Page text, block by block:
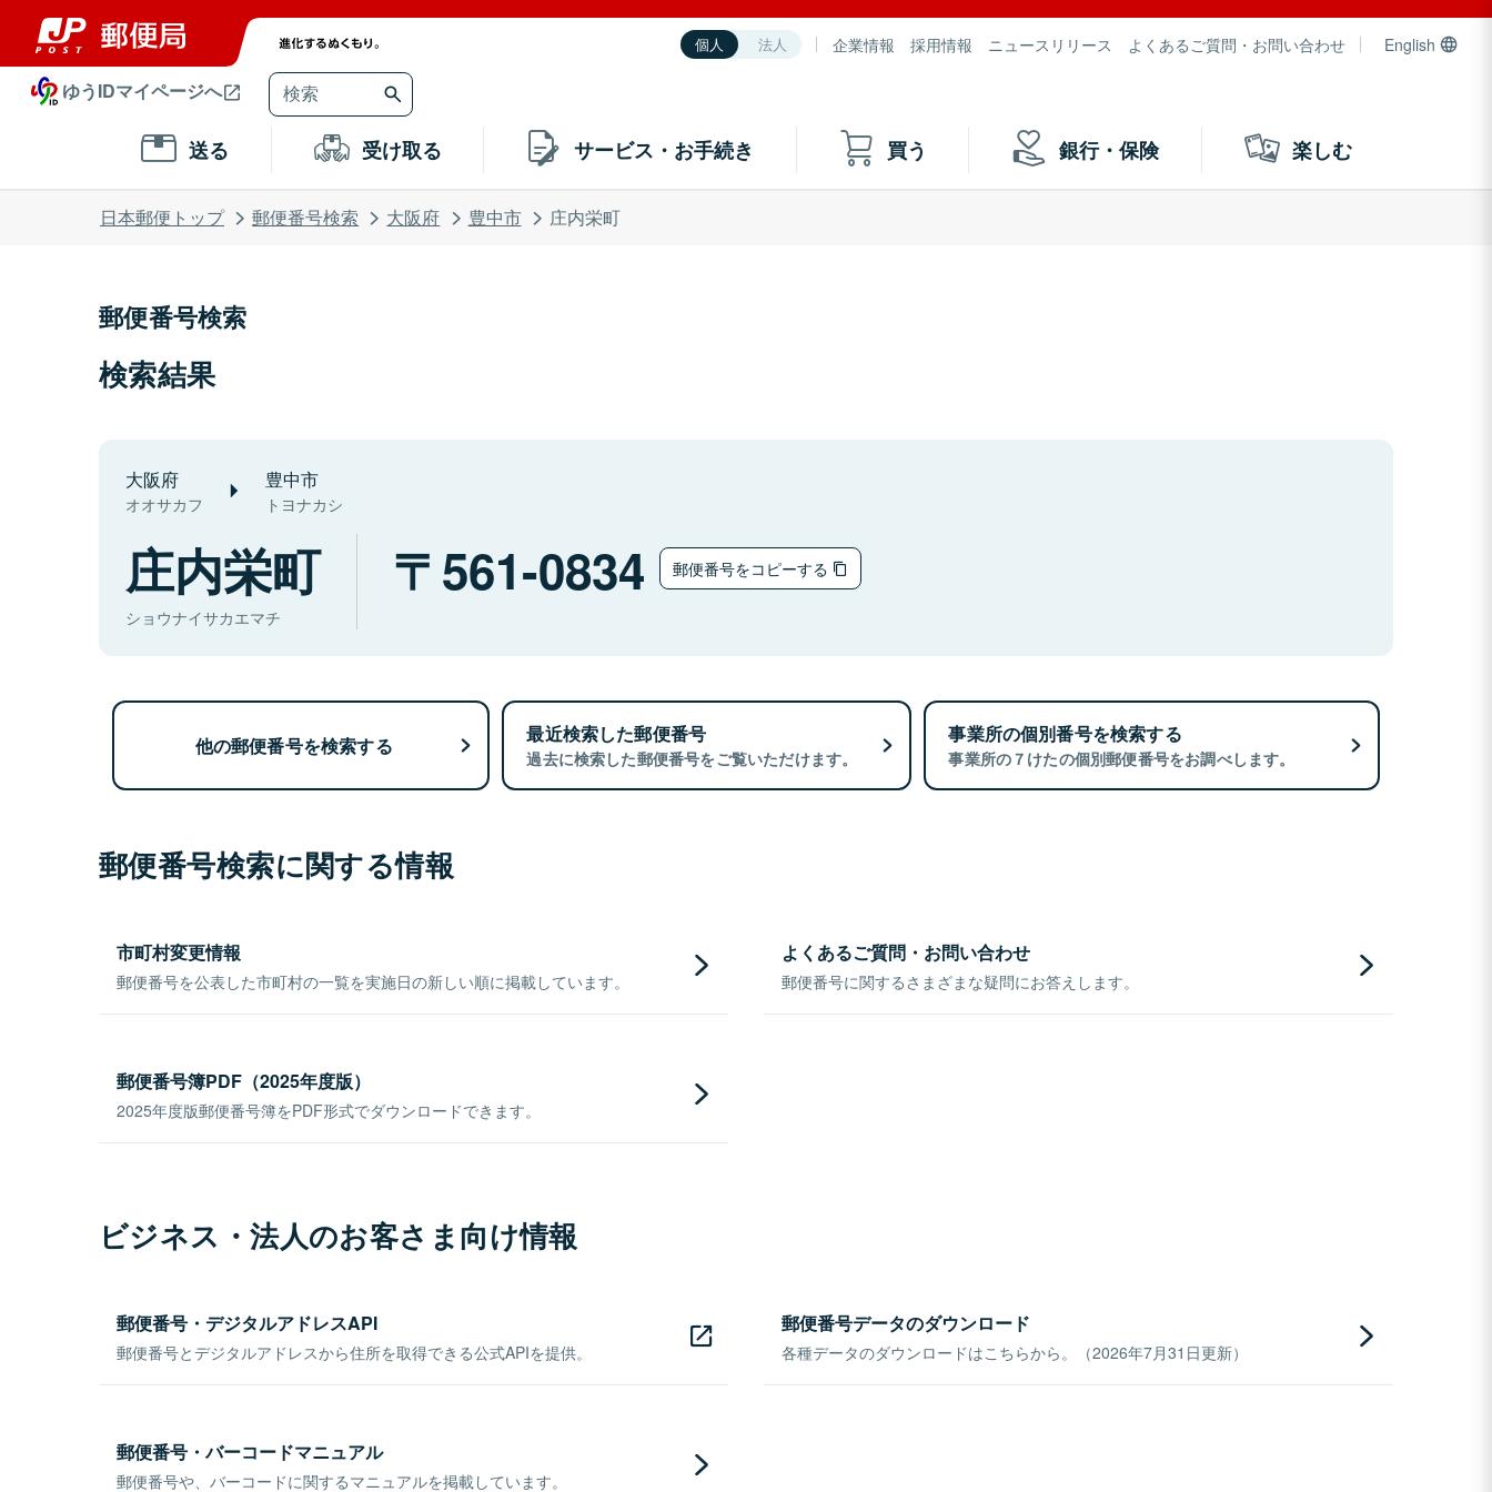
個人 法人 企業情報 採用情報 ニュースリリース よくあるご質問・お問い合わせ English
ゆうIDマイページへ
送る 受け取る サービス・お手続き 買う 銀行・保険 楽しむ
日本郵便トップ 郵便番号検索 大阪府 豊中市 庄内栄町
郵便番号検索
検索結果
大阪府
オオサカフ
豊中市
トヨナカシ
庄内栄町
ショウナイサカエマチ
561-0834 郵便番号をコピーする
他の郵便番号を検索する 最近検索した郵便番号
過去に検索した郵便番号をご覧いただけます。
事業所の個別番号を検索する
事業所の７けたの個別郵便番号をお調べします。
郵便番号検索に関する情報
市町村変更情報
郵便番号を公表した市町村の一覧を実施日の新しい順に掲載しています。
よくあるご質問・お問い合わせ
郵便番号に関するさまざまな疑問にお答えします。
郵便番号簿PDF（2025年度版）
2025年度版郵便番号簿をPDF形式でダウンロードできます。
ビジネス・法人のお客さま向け情報
郵便番号・デジタルアドレスAPI
郵便番号とデジタルアドレスから住所を取得できる公式APIを提供。
郵便番号データのダウンロード
各種データのダウンロードはこちらから。（2026年7月31日更新）
郵便番号・バーコードマニュアル
郵便番号や、バーコードに関するマニュアルを掲載しています。